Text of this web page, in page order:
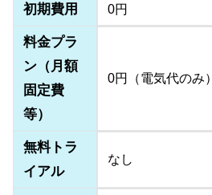
初期費用 0円
料金プラ
ン（月額
固定費
等）
0円（電気代のみ）
無料トラ
イアル
なし